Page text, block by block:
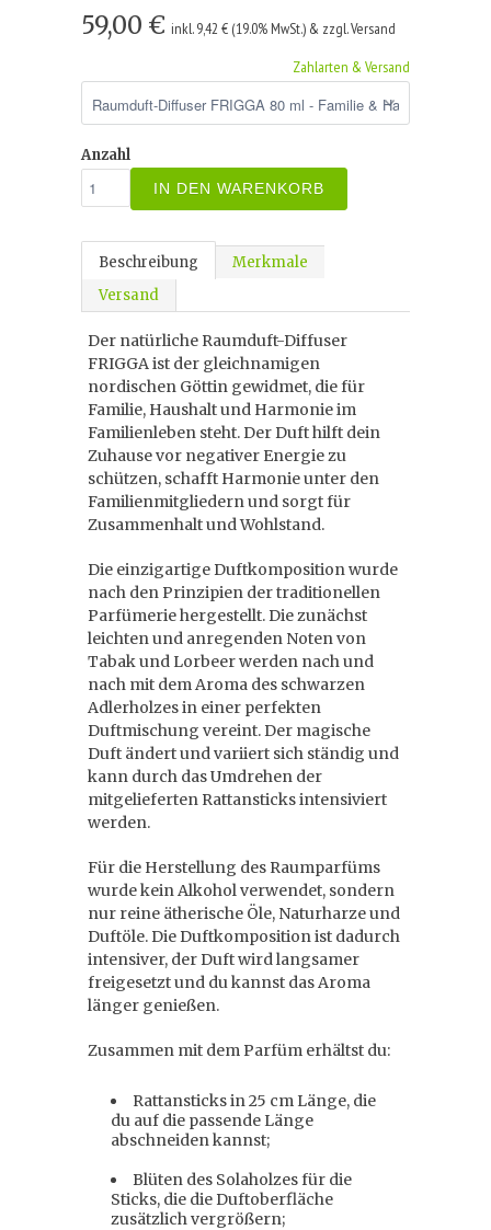
59,00 € inkl. 9,42 € (19.0% MwSt.) & zzgl. Versand
Zahlarten & Versand
Anzahl
IN DEN WARENKORB
Beschreibung
Merkmale
Versand
Der natürliche Raumduft-Diffuser
FRIGGA ist der gleichnamigen
nordischen Göttin gewidmet, die für
Familie, Haushalt und Harmonie im
Familienleben steht. Der Duft hilft dein
Zuhause vor negativer Energie zu
schützen, schafft Harmonie unter den
Familienmitgliedern und sorgt für
Zusammenhalt und Wohlstand.
Die einzigartige Duftkomposition wurde
nach den Prinzipien der traditionellen
Parfümerie hergestellt. Die zunächst
leichten und anregenden Noten von
Tabak und Lorbeer werden nach und
nach mit dem Aroma des schwarzen
Adlerholzes in einer perfekten
Duftmischung vereint. Der magische
Duft ändert und variiert sich ständig und
kann durch das Umdrehen der
mitgelieferten Rattansticks intensiviert
werden.
Für die Herstellung des Raumparfüms
wurde kein Alkohol verwendet, sondern
nur reine ätherische Öle, Naturharze und
Duftöle. Die Duftkomposition ist dadurch
intensiver, der Duft wird langsamer
freigesetzt und du kannst das Aroma
länger genießen.
Zusammen mit dem Parfüm erhältst du:
Rattansticks in 25 cm Länge, die
du auf die passende Länge
abschneiden kannst;
Blüten des Solaholzes für die
Sticks, die die Duftoberfläche
zusätzlich vergrößern;